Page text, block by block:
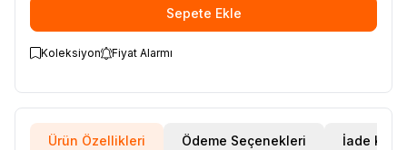
Sepete Ekle
Koleksiyon Fiyat Alarmı
Ürün Özellikleri Ödeme Seçenekleri İade